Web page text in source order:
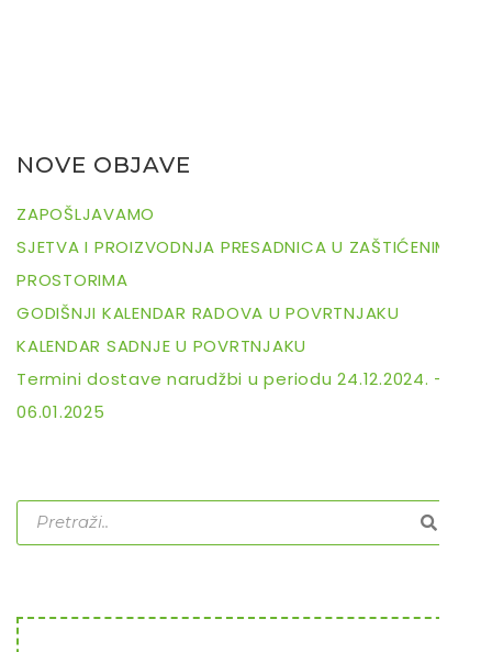
NOVE OBJAVE
ZAPOŠLJAVAMO
SJETVA I PROIZVODNJA PRESADNICA U ZAŠTIĆENIM
PROSTORIMA
GODIŠNJI KALENDAR RADOVA U POVRTNJAKU
KALENDAR SADNJE U POVRTNJAKU
Termini dostave narudžbi u periodu 24.12.2024. –
06.01.2025